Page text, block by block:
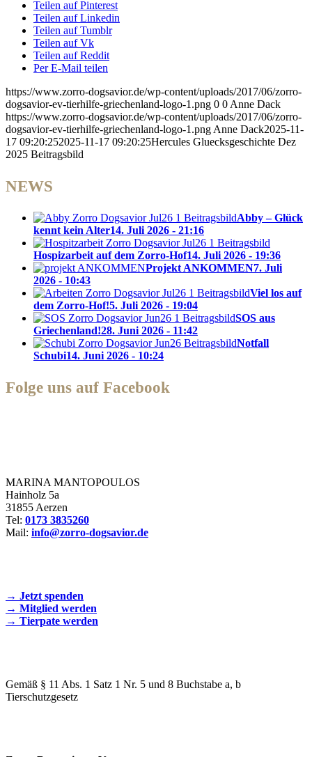
Teilen auf Pinterest
Teilen auf Linkedin
Teilen auf Tumblr
Teilen auf Vk
Teilen auf Reddit
Per E-Mail teilen
https://www.zorro-dogsavior.de/wp-content/uploads/2017/06/zorro-
dogsavior-ev-tierhilfe-griechenland-logo-1.png 0 0 Anne Dack
https://www.zorro-dogsavior.de/wp-content/uploads/2017/06/zorro-
dogsavior-ev-tierhilfe-griechenland-logo-1.png Anne Dack2025-11-
17 09:20:252025-11-17 09:20:25Hercules Gluecksgeschichte Dez
2025 Beitragsbild
NEWS
Abby – Glück
kennt kein Alter14. Juli 2026 - 21:16
Hospizarbeit auf dem Zorro-Hof14. Juli 2026 - 19:36
Projekt ANKOMMEN7. Juli
2026 - 10:43
Viel los auf
dem Zorro-Hof!5. Juli 2026 - 19:04
SOS aus
Griechenland!28. Juni 2026 - 11:42
Notfall
Schubi14. Juni 2026 - 10:24
Folge uns auf Facebook
MARINA MANTOPOULOS
Hainholz 5a
31855 Aerzen
Tel: 0173 3835260
Mail: info@zorro-dogsavior.de
→ Jetzt spenden
→ Mitglied werden
→ Tierpate werden
Gemäß § 11 Abs. 1 Satz 1 Nr. 5 und 8 Buchstabe a, b
Tierschutzgesetz